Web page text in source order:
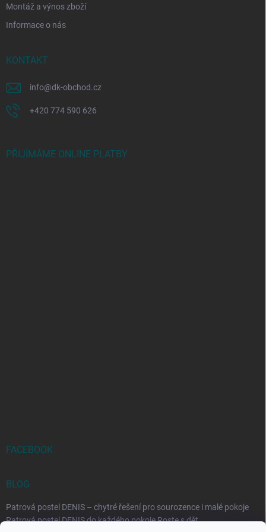
Montáž a výnos zboží
Informace o nás
KONTAKT
info@dk-obchod.cz
+420 774 590 626
PŘIJÍMÁME ONLINE PLATBY
FACEBOOK
BLOG
Patrová postel DENIS – chytré řešení pro sourozence i malé pokoje
Patrová postel DENIS do každého pokoje Roste s dět...